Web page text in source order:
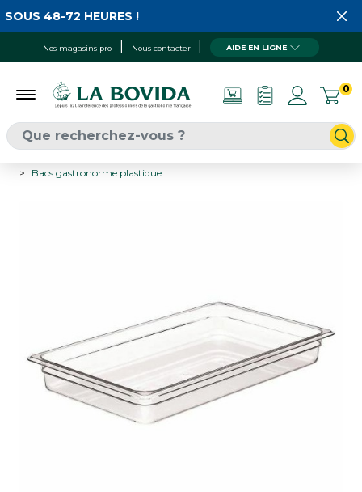
Nos magasins pro Nous contacter AIDE EN LIGNE
0
48-72 HEURES !
Bacs gastronorme plastique